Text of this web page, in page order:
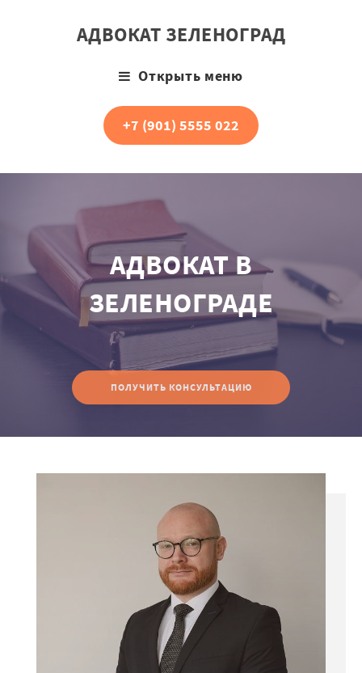
АДВОКАТ ЗЕЛЕНОГРАД
Открыть меню
+7 (901) 5555 022
АДВОКАТ В
ЗЕЛЕНОГРАДЕ
ПОЛУЧИТЬ КОНСУЛЬТАЦИЮ